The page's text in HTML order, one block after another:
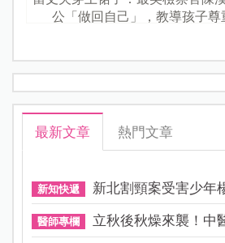
公「做回自己」，教導孩子
最新文章 熱門文章
新知快遞 新北割頸案受害少年
醫師專欄 立秋後秋燥來襲！中